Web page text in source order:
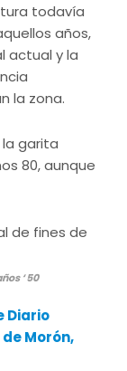
todavía
años,
actual y la
la zona.
la garita
80, aunque
‘ 50
Diario
Morón,